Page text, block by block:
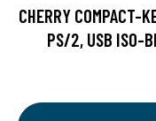
CHERRY COMPACT-
PS/2, USB ISO-